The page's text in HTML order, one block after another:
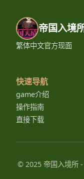
帝国入境
繁体中文官方现面
快速导航
game介绍
操作指南
直接下载
© 2025 帝国入境所